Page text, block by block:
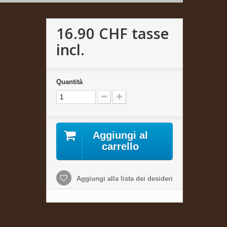
16.90 CHF tasse
incl.
Quantità
Aggiungi al
carrello
Aggiungi alla lista dei desideri